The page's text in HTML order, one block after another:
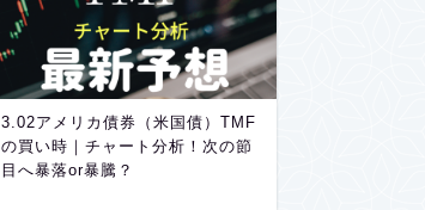
3.02アメリカ債券（米国債）TMF
の買い時｜チャート分析！次の節
目へ暴落or暴騰？